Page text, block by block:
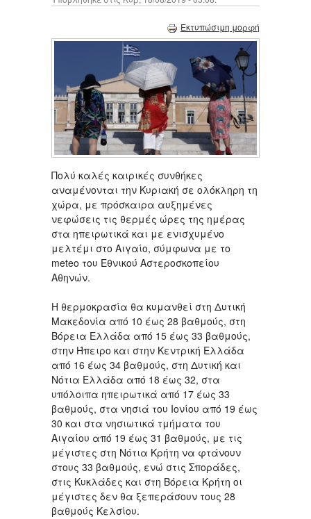
Εκτυπώσιμη μορφή
Πολύ καλές καιρικές συνθήκες
αναμένονται την Κυριακή σε ολόκληρη τη
χώρα, με πρόσκαιρα αυξημένες
νεφώσεις τις θερμές ώρες της ημέρας
στα ηπειρωτικά και με ενισχυμένο
μελτέμι στο Αιγαίο, σύμφωνα με το
meteo του Εθνικού Αστεροσκοπείου
Αθηνών.
Η θερμοκρασία θα κυμανθεί στη Δυτική
Μακεδονία από 10 έως 28 βαθμούς, στη
Βόρεια Ελλάδα από 15 έως 33 βαθμούς,
στην Ήπειρο και στην Κεντρική Ελλάδα
από 16 έως 34 βαθμούς, στη Δυτική και
Νότια Ελλάδα από 18 έως 32, στα
υπόλοιπα ηπειρωτικά από 17 έως 33
βαθμούς, στα νησιά του Ιονίου από 19 έως
30 και στα νησιωτικά τμήματα του
Αιγαίου από 19 έως 31 βαθμούς, με τις
μέγιστες στη Νότια Κρήτη να φτάνουν
στους 33 βαθμούς, ενώ στις Σποράδες,
στις Κυκλάδες και στη Βόρεια Κρήτη οι
μέγιστες δεν θα ξεπεράσουν τους 28
βαθμούς Κελσίου.